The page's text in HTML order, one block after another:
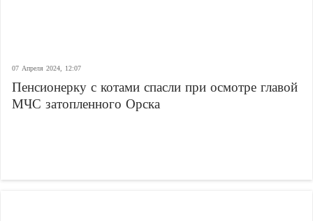
07 Апреля 2024, 12:07
Пенсионерку с котами спасли при осмотре главой
МЧС затопленного Орска